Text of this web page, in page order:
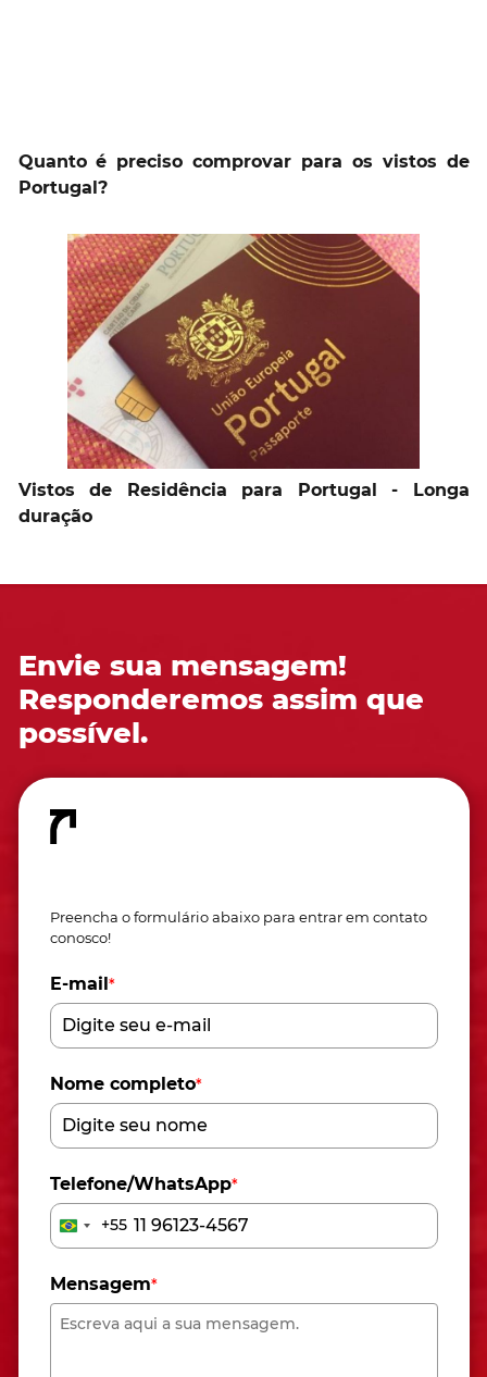
Quanto é preciso comprovar para os vistos de
Portugal?
Vistos de Residência para Portugal - Longa
duração
Envie sua mensagem!
Responderemos assim que
possível.
Preencha o formulário abaixo para entrar em contato
conosco!
E-mail*
Nome completo*
Telefone/WhatsApp*
Brazil
+55
+55
Mensagem*